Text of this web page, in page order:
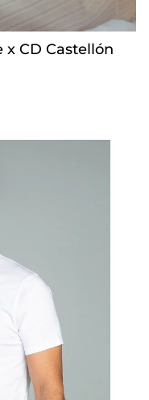
x CD Castellón